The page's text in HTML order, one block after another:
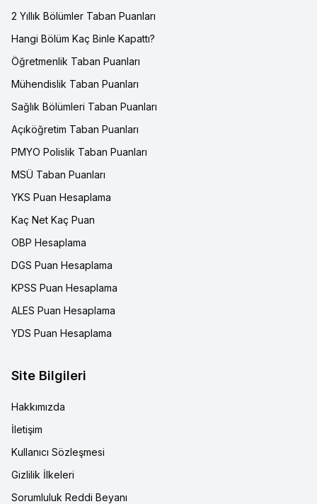
2 Yıllık Bölümler Taban Puanları
Hangi Bölüm Kaç Binle Kapattı?
Öğretmenlik Taban Puanları
Mühendislik Taban Puanları
Sağlık Bölümleri Taban Puanları
Açıköğretim Taban Puanları
PMYO Polislik Taban Puanları
MSÜ Taban Puanları
YKS Puan Hesaplama
Kaç Net Kaç Puan
OBP Hesaplama
DGS Puan Hesaplama
KPSS Puan Hesaplama
ALES Puan Hesaplama
YDS Puan Hesaplama
Site Bilgileri
Hakkımızda
İletişim
Kullanıcı Sözleşmesi
Gizlilik İlkeleri
Sorumluluk Reddi Beyanı